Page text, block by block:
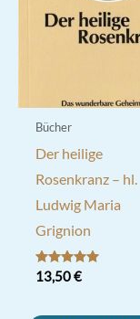
Bücher
Der heilige
Rosenkranz – hl.
Ludwig Maria
Grignion
Bewertet mit
5.00
13,50€